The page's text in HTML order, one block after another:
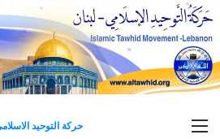
حركة التوحيد